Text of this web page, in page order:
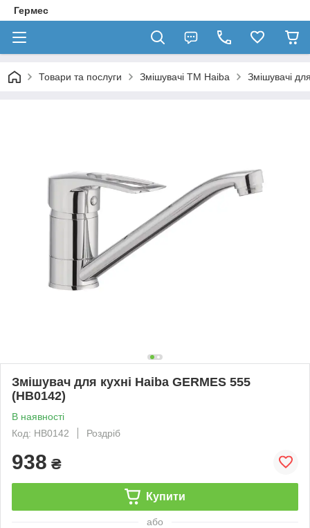
Гермес
Товари та послуги Змішувачі ТМ Haiba Змішувачі
Змішувач для кухні Haiba GERMES 555
(HB0142)
В наявності
Код: HB0142
Роздріб
938 ₴
Купити
або